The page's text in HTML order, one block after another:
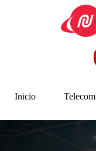
Inicio Telecom